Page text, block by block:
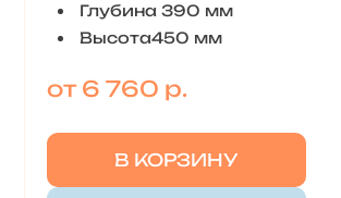
Глубина 390 мм
Высота450 мм
от 6 760 р.
В КОРЗИНУ